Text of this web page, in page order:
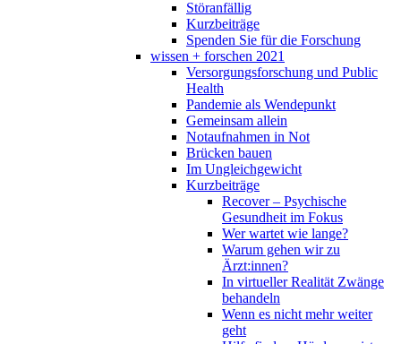
Störanfällig
Kurzbeiträge
Spenden Sie für die Forschung
wissen + forschen 2021
Versorgungsforschung und Public
Health
Pandemie als Wendepunkt
Gemeinsam allein
Notaufnahmen in Not
Brücken bauen
Im Ungleichgewicht
Kurzbeiträge
Recover – Psychische
Gesundheit im Fokus
Wer wartet wie lange?
Warum gehen wir zu
Ärzt:innen?
In virtueller Realität Zwänge
behandeln
Wenn es nicht mehr weiter
geht